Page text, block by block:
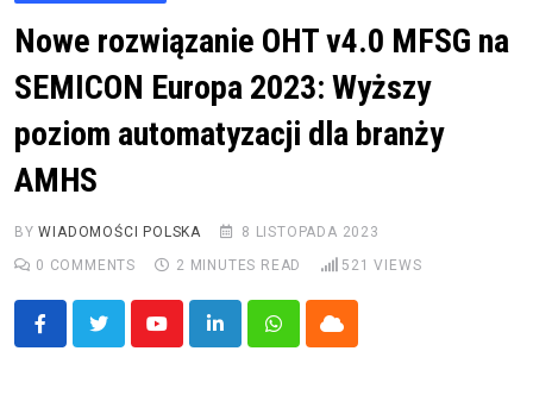
Nowe rozwiązanie OHT v4.0 MFSG na
SEMICON Europa 2023: Wyższy
poziom automatyzacji dla branży
AMHS
BYWIADOMOŚCI POLSKA
8 LISTOPADA 2023
0 COMMENTS 2 MINUTES READ 521 VIEWS
YoutubeLinkedInWhatsappCloud